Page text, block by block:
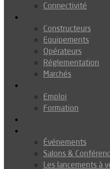
Connectivité
Constructeurs
Equipements
Opérateurs
Réglementation
Marchés
Emploi
Formation
Événements
Salons &
Les lancements à